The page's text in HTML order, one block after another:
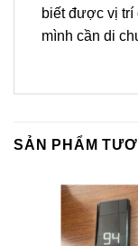
biết được vị trí
mình cần di
SẢN PHẨM